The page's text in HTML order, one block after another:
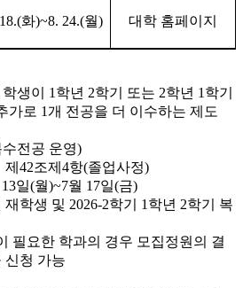
화)~8. 24.(월) 대학 홈페이지
생이 1학년 2학기 또는 2학년 1학기
가로 1개 전공을 더 이수하는 제도
전공 운영)
42조제4항(졸업사정)
일(월)~7월 17일(금)
학생 및 2026-2학기 1학년 2학기 복
필요한 학과의 경우 모집정원의 결
신청 가능